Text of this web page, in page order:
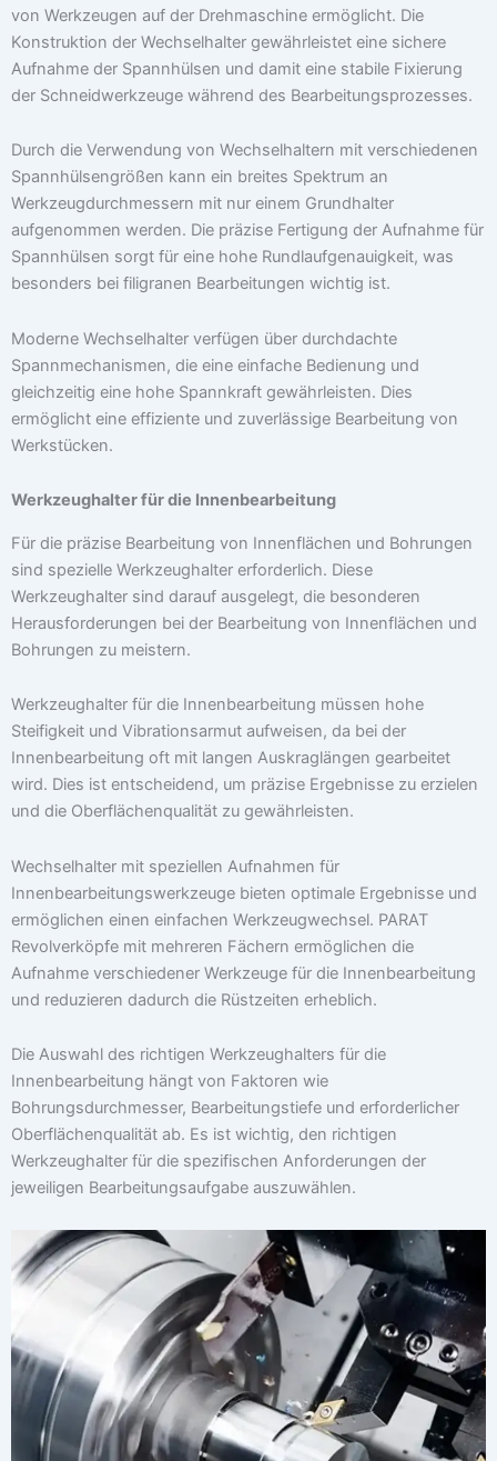
von Werkzeugen auf der Drehmaschine ermöglicht. Die
Konstruktion der Wechselhalter gewährleistet eine sichere
Aufnahme der Spannhülsen und damit eine stabile Fixierung
der Schneidwerkzeuge während des Bearbeitungsprozesses.
Durch die Verwendung von Wechselhaltern mit verschiedenen
Spannhülsengrößen kann ein breites Spektrum an
Werkzeugdurchmessern mit nur einem Grundhalter
aufgenommen werden. Die präzise Fertigung der Aufnahme für
Spannhülsen sorgt für eine hohe Rundlaufgenauigkeit, was
besonders bei filigranen Bearbeitungen wichtig ist.
Moderne Wechselhalter verfügen über durchdachte
Spannmechanismen, die eine einfache Bedienung und
gleichzeitig eine hohe Spannkraft gewährleisten. Dies
ermöglicht eine effiziente und zuverlässige Bearbeitung von
Werkstücken.
Werkzeughalter für die Innenbearbeitung
Für die präzise Bearbeitung von Innenflächen und Bohrungen
sind spezielle Werkzeughalter erforderlich. Diese
Werkzeughalter sind darauf ausgelegt, die besonderen
Herausforderungen bei der Bearbeitung von Innenflächen und
Bohrungen zu meistern.
Werkzeughalter für die Innenbearbeitung müssen hohe
Steifigkeit und Vibrationsarmut aufweisen, da bei der
Innenbearbeitung oft mit langen Auskraglängen gearbeitet
wird. Dies ist entscheidend, um präzise Ergebnisse zu erzielen
und die Oberflächenqualität zu gewährleisten.
Wechselhalter mit speziellen Aufnahmen für
Innenbearbeitungswerkzeuge bieten optimale Ergebnisse und
ermöglichen einen einfachen Werkzeugwechsel. PARAT
Revolverköpfe mit mehreren Fächern ermöglichen die
Aufnahme verschiedener Werkzeuge für die Innenbearbeitung
und reduzieren dadurch die Rüstzeiten erheblich.
Die Auswahl des richtigen Werkzeughalters für die
Innenbearbeitung hängt von Faktoren wie
Bohrungsdurchmesser, Bearbeitungstiefe und erforderlicher
Oberflächenqualität ab. Es ist wichtig, den richtigen
Werkzeughalter für die spezifischen Anforderungen der
jeweiligen Bearbeitungsaufgabe auszuwählen.